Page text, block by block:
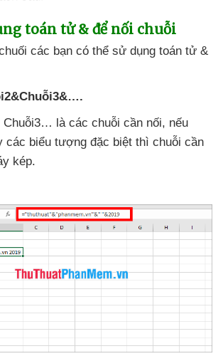
toán tử & để nối chuỗi
các bạn có thể sử dụng toán tử &
Chuỗi3… là các chuỗi cần nối, nếu
các biểu tượng đặc biệt thì chuỗi cần
kép.